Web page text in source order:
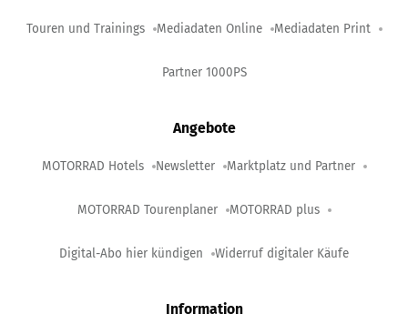
Touren und Trainings Mediadaten Online Mediadaten Print
Partner 1000PS
Angebote
MOTORRAD Hotels Newsletter Marktplatz und Partner
MOTORRAD Tourenplaner MOTORRAD plus
Digital-Abo hier kündigen Widerruf digitaler Käufe
Information